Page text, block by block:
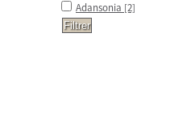
Adansonia [2]